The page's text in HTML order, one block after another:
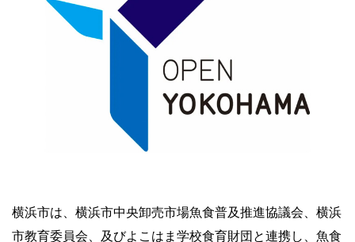
横浜市は、横浜市中央卸売市場魚食普及推進協議会、横浜
市教育委員会、及びよこはま学校食育財団と連携し、魚食